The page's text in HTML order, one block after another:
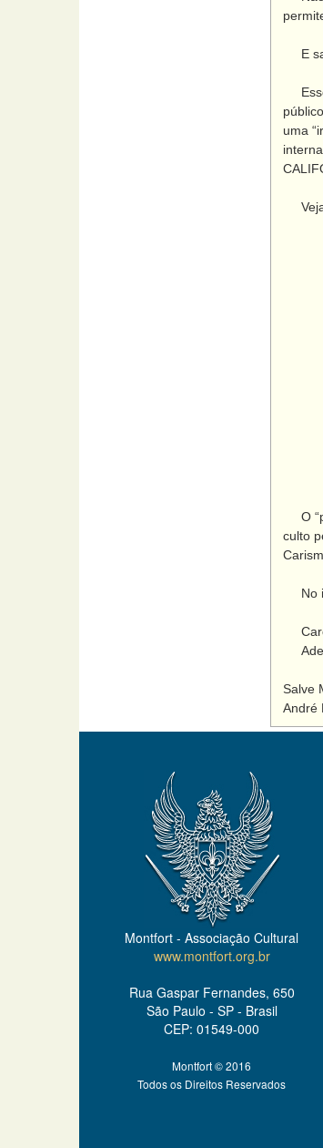
E
Esse
uma
Veja
O
culto
No
Caro
Salve
André
Montfort - Associação Cultural
www.montfort.org.br
Rua Gaspar Fernandes, 650
São Paulo - SP - Brasil
CEP: 01549-000
Montfort © 2016
Todos os Direitos Reservados